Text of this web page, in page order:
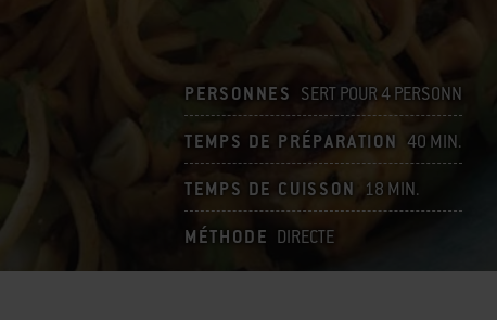
PERSONNES SERT POUR 4 PERSONN
TEMPS DE PRÉPARATION 40 MIN.
TEMPS DE CUISSON 18 MIN.
MÉTHODE DIRECTE